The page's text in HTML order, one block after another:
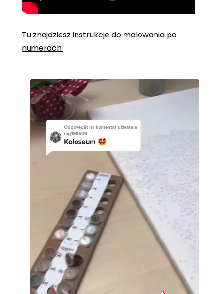
Tu znajdziesz instrukcje do malowania po
numerach.